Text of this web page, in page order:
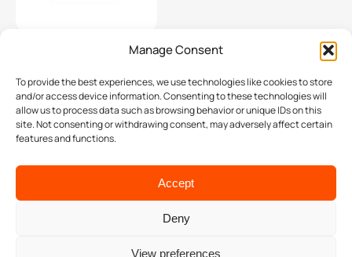
Manage Consent
To provide the best experiences, we use technologies like cookies to store
and/or access device information. Consenting to these technologies will
allow us to process data such as browsing behavior or unique IDs on this
site. Not consenting or withdrawing consent, may adversely affect certain
features and functions.
Accept
Deny
View preferences
Πόσο συχνά χρειάζεται να ανανεώνω το
digital marketing πλάνο της επιχείρησης
μου;
Το συνολικό ψηφιακό πλάνο μιας επιχείρησης, που
ανανεώνεται μία φορά το τρίμηνο. Επιμέρους πλάνα
όμως, όπως το πλάνο ψηφιακής διαφήμισης, συχνά
αποδίδουν όπως περιμέναμε είτε γιατί κάτι έχει
αλλάξει στο Marketing Mix της επιχείρησης (νέα